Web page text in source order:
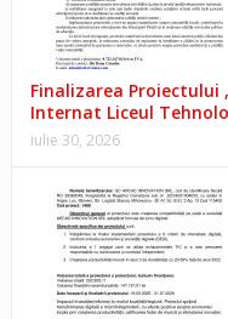
Finalizarea Proiectului
Internat Liceul
iulie 30, 2026